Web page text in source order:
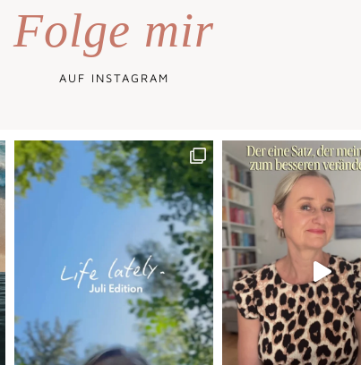
Folge mir
AUF INSTAGRAM